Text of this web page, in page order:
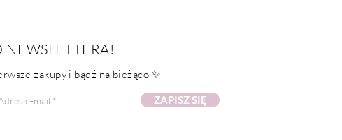
zakupy i bądź na bieżąco ✨
e-mail ZAPISZ SIĘ